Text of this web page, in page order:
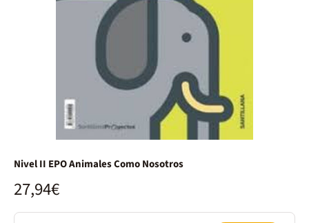
Nivel II EPO Animales Como Nosotros
27,94€